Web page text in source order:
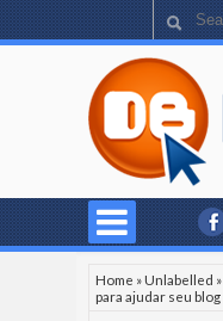
Home »Unlabelled »
para ajudar seu blog